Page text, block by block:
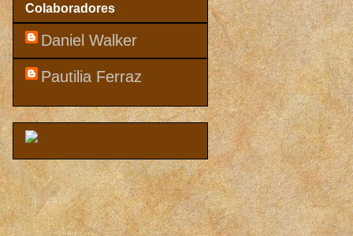
Colaboradores
Daniel Walker
Pautilia Ferraz